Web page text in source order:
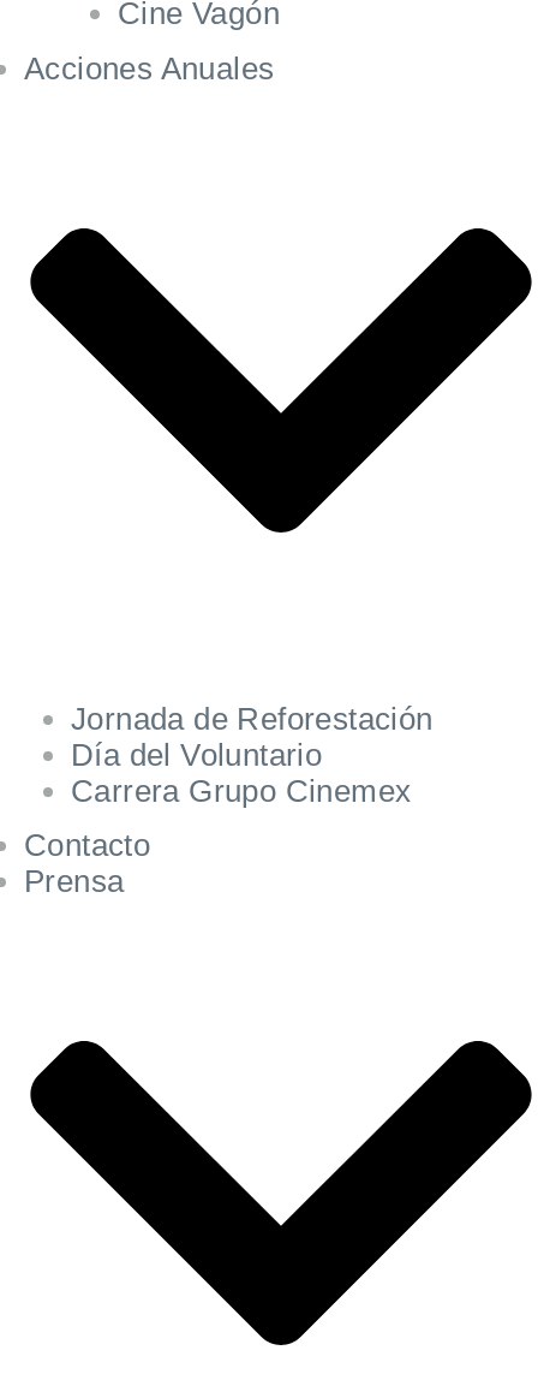
Cine Vagón
Acciones Anuales
Jornada de Reforestación
Día del Voluntario
Carrera Grupo Cinemex
Contacto
Prensa